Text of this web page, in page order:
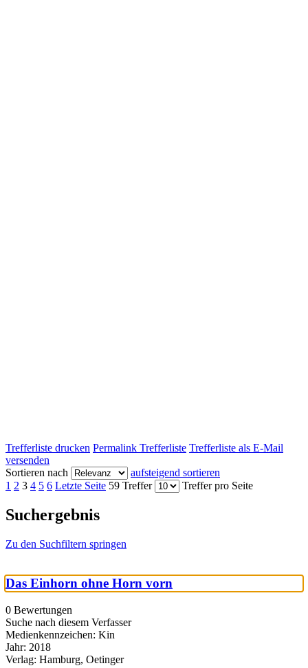
Trefferliste drucken Permalink Trefferliste Trefferliste als E-Mail
versenden
Sortieren nach
aufsteigend sortieren
1 2 3 4 5 6 Letzte Seite 59 Treffer Treffer pro Seite
Suchergebnis
Zu den Suchfiltern springen
Das Einhorn ohne Horn vorn
0 Bewertungen
Suche nach diesem Verfasser
Medienkennzeichen: Kin
Jahr: 2018
Verlag: Hamburg, Oetinger